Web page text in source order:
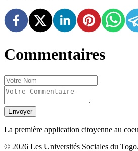
Commentaires
Envoyer
La première application citoyenne au
© 2026 Les Universités Sociales du